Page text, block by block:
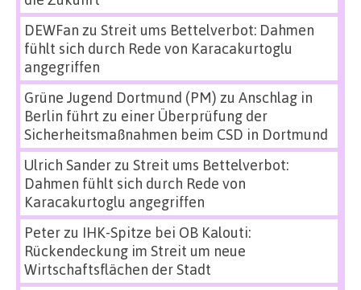
DEWFan zu Streit ums Bettelverbot: Dahmen
fühlt sich durch Rede von Karacakurtoglu
angegriffen
Grüne Jugend Dortmund (PM) zu Anschlag in
Berlin führt zu einer Überprüfung der
Sicherheitsmaßnahmen beim CSD in Dortmund
Ulrich Sanderzu Streit ums Bettelverbot:
Dahmen fühlt sich durch Rede von
Karacakurtoglu angegriffen
Peterzu IHK-Spitze bei OB Kalouti:
Rückendeckung im Streit um neue
Wirtschaftsflächen der Stadt